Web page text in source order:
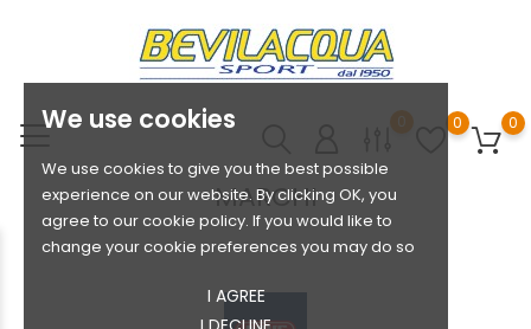
We use cookies
We use cookies to give you the best possible
experience on our website. By clicking OK, you
agree to our cookie policy. If you would like to
change your cookie preferences you may do so
I AGREE
0
0
0
MARCHI